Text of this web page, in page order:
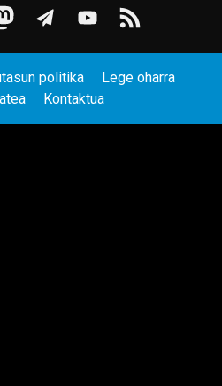
politika
Lege oharra
Kontaktua